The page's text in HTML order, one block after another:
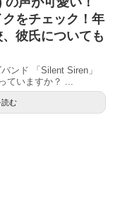
をチェック！年
彼氏についても
ンド 「Silent Siren」
ていますか？ ...
む